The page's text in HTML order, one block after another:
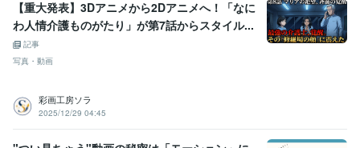
【重大発表】3Dアニメから2Dアニメへ！「なに
わ人情介護ものがたり」が第7話からスタイル...
記事
写真・動画
彩画工房ソラ
2025/12/29 04:45